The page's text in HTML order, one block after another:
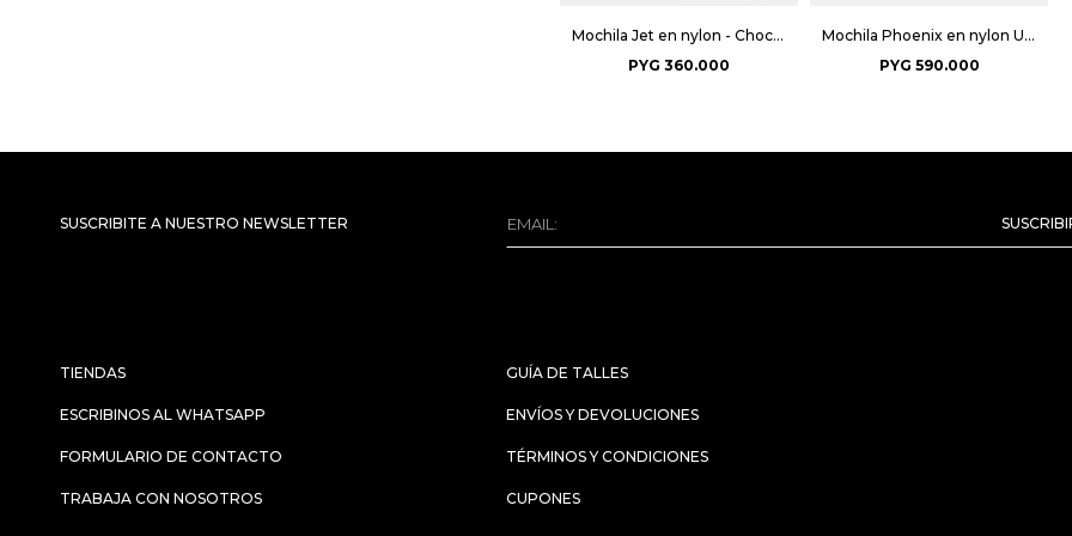
Mochila Jet en nylon - Chocolate
PYG 360.000
Mochila Phoenix en nylon Unisex - Negro
PYG 590.000
TIENDAS
ESCRIBINOS AL WHATSAPP
FORMULARIO DE CONTACTO
TRABAJA CON NOSOTROS
GUÍA DE TALLES
ENVÍOS Y DEVOLUCIONES
TÉRMINOS Y CONDICIONES
CUPONES
SUSCRIBITE A NUESTRO NEWSLETTER